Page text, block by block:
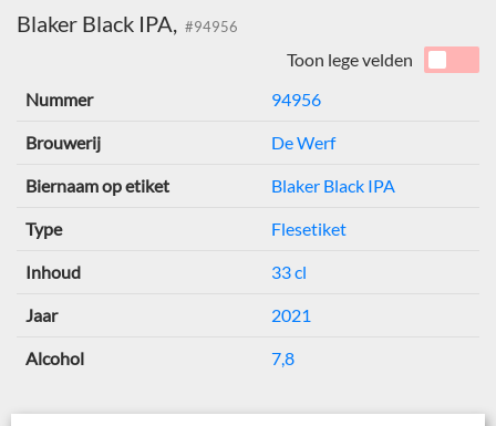
Blaker Black IPA, #94956
Toon lege velden
Nummer
94956
Brouwerij De Werf
Biernaam op etiket Blaker Black IPA
Type Flesetiket
Inhoud 33 cl
Jaar 2021
Alcohol 7,8